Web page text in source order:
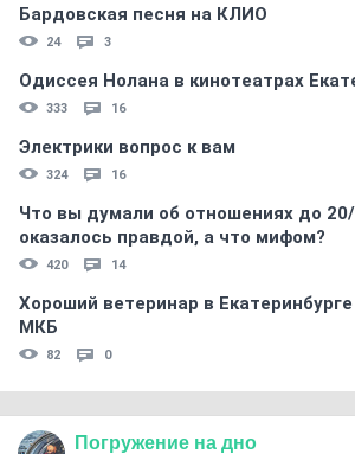
Бардовская песня на КЛИО
24 3
Одиссея Нолана в кинотеатрах
333 16
Электрики вопрос к вам
324 16
Что вы думали об отношениях до
оказалось правдой, а что мифом?
420 14
Хороший ветеринар в
МКБ
82 0
Погружение на дно